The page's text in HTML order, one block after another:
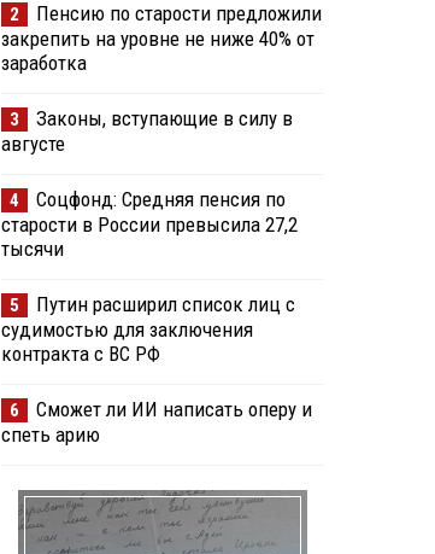
2
Пенсию по старости предложили
закрепить на уровне не ниже 40% от
заработка
3
Законы, вступающие в силу в
августе
4
Соцфонд: Средняя пенсия по
старости в России превысила 27,2
тысячи
5
Путин расширил список лиц с
судимостью для заключения
контракта с ВС РФ
6
Сможет ли ИИ написать оперу и
спеть арию